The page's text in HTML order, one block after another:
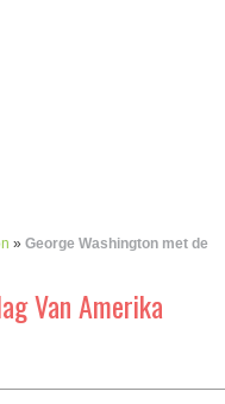
» George Washington met de
Van Amerika